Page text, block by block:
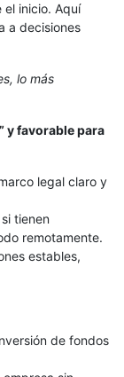
el inicio. Aquí
a decisiones
lo más
y favorable para
legal claro y
tienen
remotamente.
estables,
de fondos